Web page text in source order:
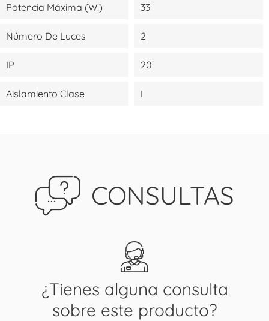
Potencia Máxima (W.) 33
Número De Luces 2
IP 20
Aislamiento Clase I
CONSULTAS
¿Tienes alguna consulta
sobre este producto?